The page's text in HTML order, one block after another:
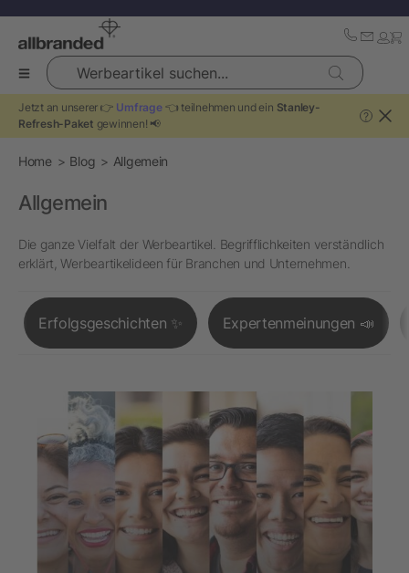
Werbeartikel suchen...
Jetzt an unserer 👉 Umfrage👈 teilnehmen und ein Stanley-
Refresh-Paket gewinnen! 📢
?
Home Blog Allgemein
Allgemein
Die ganze Vielfalt der Werbeartikel. Begrifflichkeiten verständlich
erklärt, Werbeartikelideen für Branchen und Unternehmen.
Erfolgsgeschichten ✨ Expertenmeinungen 📣